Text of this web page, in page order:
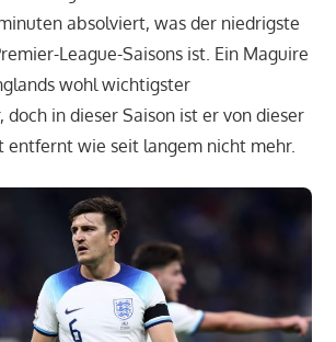
absolviert, was der niedrigste
League-Saisons ist. Ein Maguire
wohl wichtigster
doch in dieser Saison ist er von dieser
entfernt wie seit langem nicht mehr.